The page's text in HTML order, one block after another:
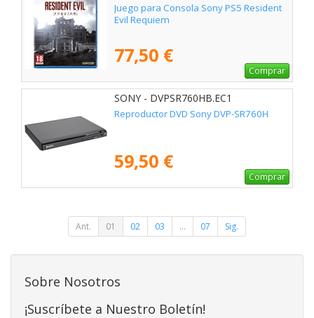
Juego para Consola Sony PS5 Resident
Evil Requiem
77,50 €
Comprar
SONY - DVPSR760HB.EC1
Reproductor DVD Sony DVP-SR760H
59,50 €
Comprar
Ant. 01 02 03 ... 07 Sig.
Sobre Nosotros
¡Suscríbete a Nuestro Boletín!